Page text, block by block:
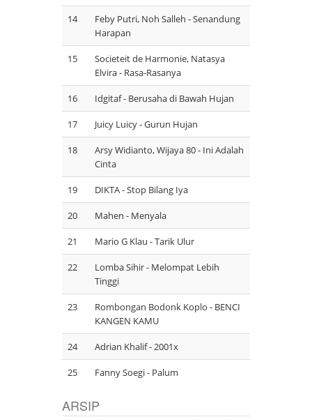
14
Feby Putri, Noh Salleh - Senandung
Harapan
15
Societeit de Harmonie, Natasya
Elvira - Rasa-Rasanya
16 Idgitaf - Berusaha di Bawah Hujan
17 Juicy Luicy - Gurun Hujan
18
Arsy Widianto, Wijaya 80 - Ini Adalah
Cinta
19 DIKTA - Stop Bilang Iya
20 Mahen - Menyala
21 Mario G Klau - Tarik Ulur
22
Lomba Sihir - Melompat Lebih
Tinggi
23
Rombongan Bodonk Koplo - BENCI
KANGEN KAMU
24 Adrian Khalif - 2001x
25 Fanny Soegi - Palum
ARSIP